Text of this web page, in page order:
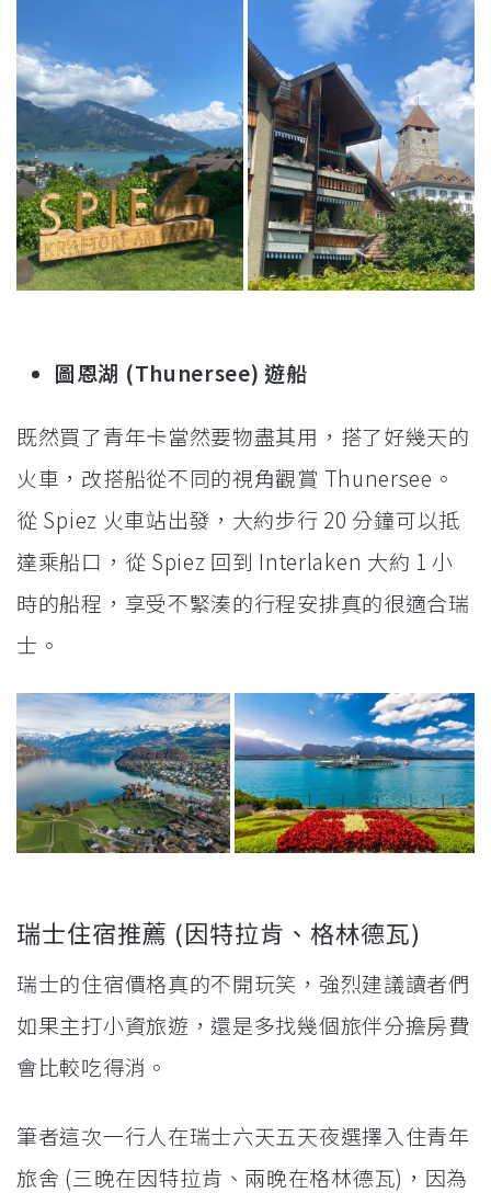
圖恩湖 (Thunersee) 遊船
既然買了青年卡當然要物盡其用，搭了好幾天的
火車，改搭船從不同的視角觀賞 Thunersee。
從 Spiez 火車站出發，大約步行 20 分鐘可以抵
達乘船口，從 Spiez 回到 Interlaken 大約 1 小
時的船程，享受不緊湊的行程安排真的很適合瑞
士。
瑞士住宿推薦 (因特拉肯、格林德瓦)
瑞士的住宿價格真的不開玩笑，強烈建議讀者們
如果主打小資旅遊，還是多找幾個旅伴分擔房費
會比較吃得消。
筆者這次一行人在瑞士六天五天夜選擇入住青年
旅舍 (三晚在因特拉肯、兩晚在格林德瓦)，因為